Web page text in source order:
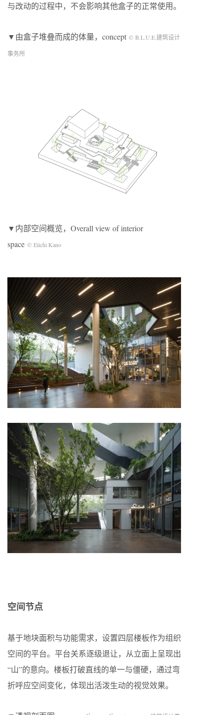
与改动的过程中，不会影响其他盒子的正常使用。
▼由盒子堆叠而成的体量，concept © B.L.U.E.建筑设计
事务所
▼内部空间概览，Overall view of interior
space © Eiichi Kano
空间节点
基于地块面积与功能需求，设置四层楼板作为组织
空间的平台。平台关系逐级退让，从立面上呈现出
“山”的意向。楼板打破直线的单一与僵硬，通过弯
折呼应空间变化，体现出活泼生动的视觉效果。